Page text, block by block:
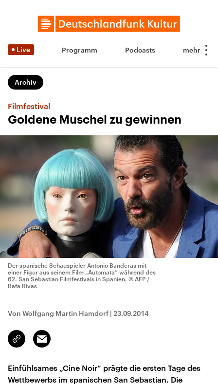
Live Programm Podcasts
Archiv
Filmfestival
Goldene Muschel zu gewinnen
Der spanische Schauspieler Antonio Banderas mit
einer Figur aus seinem Film „Automata“ während des
62. San Sebastian Filmfestivals in Spanien. © AFP /
Rafa Rivas
Von Wolfgang Martin Hamdorf | 23.09.2014
Link
kopieren/teilen
Email
Einfühlsames „Cine Noir“ prägte die ersten Tage des
Wettbewerbs im spanischen San Sebastian. Die